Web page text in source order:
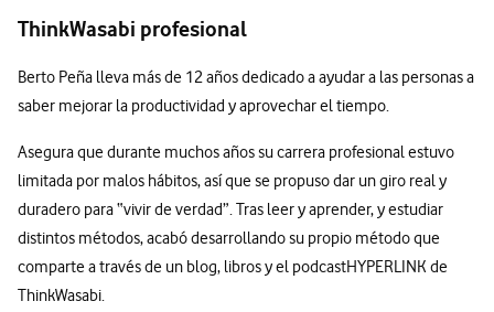
ThinkWasabi profesional
Berto Peña lleva más de 12 años dedicado a ayudar a las personas a
saber mejorar la productividad y aprovechar el tiempo.
Asegura que durante muchos años su carrera profesional estuvo
limitada por malos hábitos, así que se propuso dar un giro real y
duradero para “vivir de verdad”. Tras leer y aprender, y estudiar
distintos métodos, acabó desarrollando su propio método que
comparte a través de un blog, libros y el podcastHYPERLINK de
ThinkWasabi.